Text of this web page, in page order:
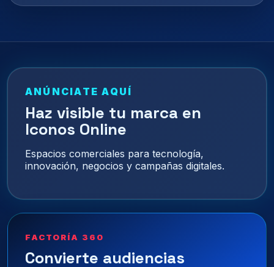
ANÚNCIATE AQUÍ
Haz visible tu marca en
Iconos Online
Espacios comerciales para tecnología,
innovación, negocios y campañas digitales.
FACTORÍA 360
Convierte audiencias